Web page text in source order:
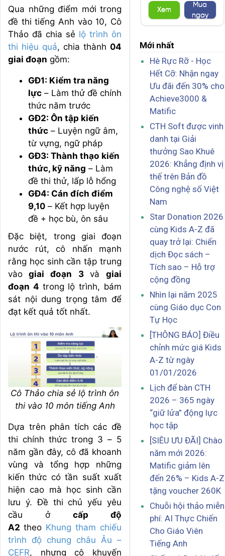
Qua những điểm mới trong
đề thi tiếng Anh vào 10, Cô
Thảo đã chia sẻ lộ trình ôn
thi hiệu quả, chia thành 04
giai đoạn gồm:
GĐ1: Kiểm tra năng
lực – Làm thử đề chính
thức năm trước
GĐ2: Ôn tập kiến
thức – Luyện ngữ âm,
từ vựng, ngữ pháp
GĐ3: Thành thạo kiến
thức, kỹ năng – Làm
đề thi thử, lấp lỗ hổng
GĐ4: Cán đích điểm
9,10 – Kết hợp luyện
đề + học bù, ôn sâu
Đặc biệt, trong giai đoạn
nước rút, cô nhấn mạnh
rằng học sinh cần tập trung
vào giai đoạn 3 vàgiai
đoạn 4 trong lộ trình, bám
sát nội dung trọng tâm để
đạt kết quả tốt nhất.
Cô Thảo chia sẻ lộ trình ôn
thi vào 10 môn tiếng Anh
Dựa trên phân tích các đề
thi chính thức trong 3 – 5
năm gần đây, cô đã khoanh
vùng và tổng hợp những
kiến thức có tần suất xuất
hiện cao mà học sinh cần
lưu ý. Đề thi chủ yếu yêu
cầu ở cấp độ
A2 theo Khung tham chiếu
trình độ chung châu Âu –
CEFR, nhưng cô khuyến
Xem
Mua
ngay
Mới nhất
Hè Rực Rỡ - Học
Hết Cỡ: Nhận ngay
Ưu đãi đến 30% cho
Achieve3000 &
Matific
CTH Soft được vinh
danh tại Giải
thưởng Sao Khuê
2026: Khẳng định vị
thế trên Bản đồ
Công nghệ số Việt
Nam
Star Donation 2026
cùng Kids A-Z đã
quay trở lại: Chiến
dịch Đọc sách –
Tích sao – Hỗ trợ
cộng đồng
Nhìn lại năm 2025
cùng Giáo dục Con
Tự Học
[THÔNG BÁO] Điều
chỉnh mức giá Kids
A-Z từ ngày
01/01/2026
Lịch để bàn CTH
2026 – 365 ngày
“giữ lửa” động lực
học tập
[SIÊU ƯU ĐÃI] Chào
năm mới 2026:
Matific giảm lên
đến 26% – Kids A-Z
tặng voucher 260K
Chuỗi hội thảo miễn
phí: AI Thực Chiến
Cho Giáo Viên
Tiếng Anh